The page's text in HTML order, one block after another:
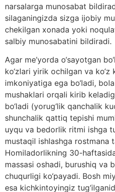
narsalarga munosabat
silaganingizda sizga ijobiy
chekilgan xonada yoki
salbiy munosabatini bildiradi.
Agar me’yorda o‘sayotgan
ko‘zlari yirik ochilgan va
imkoniyatiga ega bo‘ladi,
mushaklari orqali kirib
bo‘ladi (yorug‘lik qanchalik
shunchalik qattiq tepishi
uyqu va bedorlik ritmi ishga
mustaqil ishlashga rostmana
Homiladorlikning 30-
massasi oshadi, burushiq va
chuqurligi ko‘payadi. Bosh
esa kichkintoyingiz